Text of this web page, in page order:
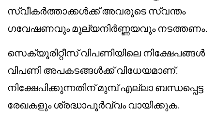
സ്വീകർത്താക്കൾക്ക് അവരുടെ സ്വന്തം
ഗവേഷണവും മൂല്യനിർണ്ണയവും നടത്തണം.
സെക്യൂരിറ്റീസ് വിപണിയിലെ നിക്ഷേപങ്ങൾ
വിപണി അപകടങ്ങൾക്ക് വിധേയമാണ്.
നിക്ഷേപിക്കുന്നതിന് മുമ്പ് എല്ലാ ബന്ധപ്പെട്ട
രേഖകളും ശ്രദ്ധാപൂർവ്വം വായിക്കുക.